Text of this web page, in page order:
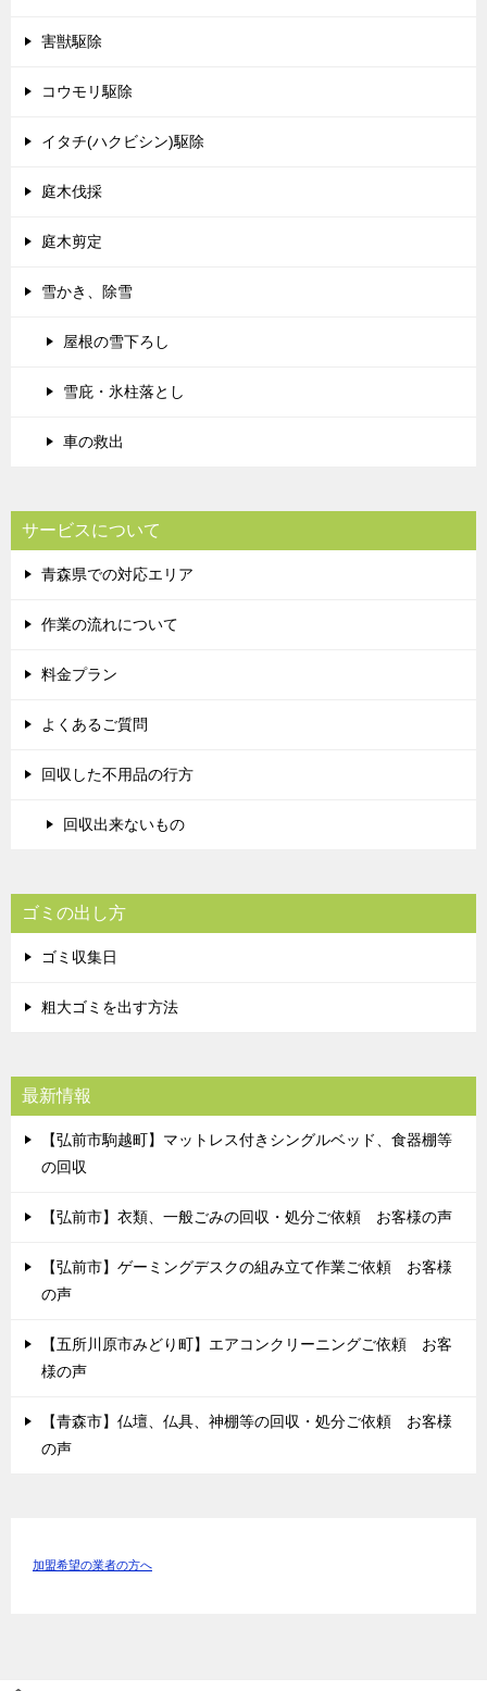
害獣駆除
コウモリ駆除
イタチ(ハクビシン)駆除
庭木伐採
庭木剪定
雪かき、除雪
屋根の雪下ろし
雪庇・氷柱落とし
車の救出
サービスについて
青森県での対応エリア
作業の流れについて
料金プラン
よくあるご質問
回収した不用品の行方
回収出来ないもの
ゴミの出し方
ゴミ収集日
粗大ゴミを出す方法
最新情報
【弘前市駒越町】マットレス付きシングルベッド、食器棚等
の回収
【弘前市】衣類、一般ごみの回収・処分ご依頼 お客様の声
【弘前市】ゲーミングデスクの組み立て作業ご依頼 お客様
の声
【五所川原市みどり町】エアコンクリーニングご依頼 お客
様の声
【青森市】仏壇、仏具、神棚等の回収・処分ご依頼 お客様
の声
加盟希望の業者の方へ